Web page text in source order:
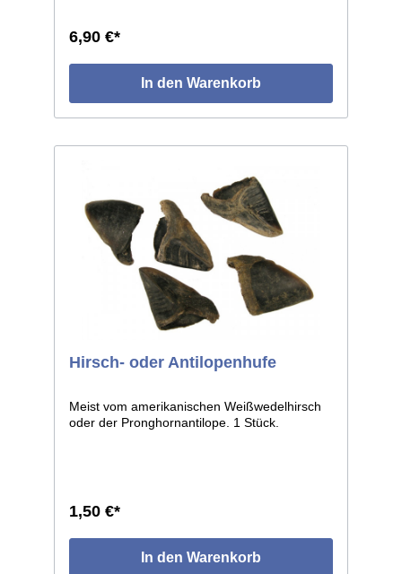
6,90 €*
In den Warenkorb
Hirsch- oder Antilopenhufe
Meist vom amerikanischen Weißwedelhirsch
oder der Pronghornantilope. 1 Stück.
1,50 €*
In den Warenkorb